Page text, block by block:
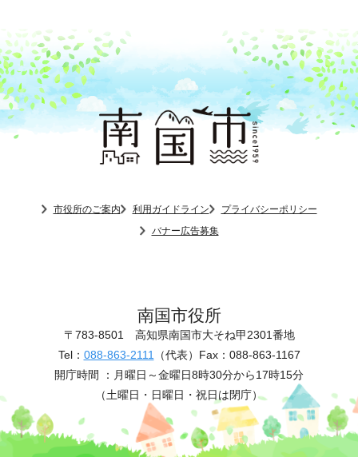
市役所のご案内 利用ガイドライン
プライバシーポリシー
バナー広告募集
南国市役所
〒783-8501 高知県南国市大そね甲2301番地
Tel： 088-863-2111 （代表） Fax：088-863-1167
開庁時間 ： 月曜日～金曜日8時30分から17時15分
（土曜日・日曜日・祝日は閉庁）